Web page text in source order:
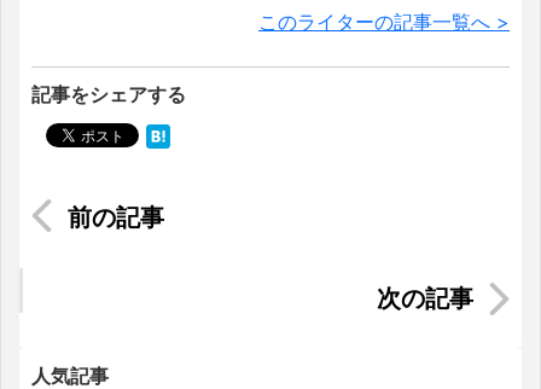
このライターの記事一覧へ >
記事をシェアする
シンガポールと日本の間での郵送方法と配送事情
【インドネシア】コンビニ事情を解説！美味しい
人気記事